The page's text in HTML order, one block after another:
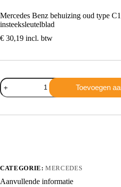
Mercedes Benz behuizing oud type
insteeksleutelblad
€ 30,19 incl. btw
Mercedes
Benz
behuizing
type
aantal
Toevoegen
CATEGORIE:MERCEDES
Aanvullende informatie